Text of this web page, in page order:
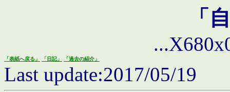
「
「表紙へ戻る」 「日記」 「過去の紹介」
Last update:2017/05/19